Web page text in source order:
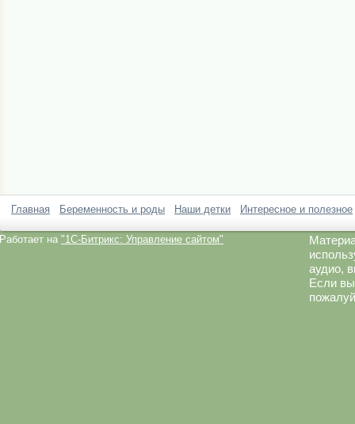
Главная Беременность и роды Наши детки Интересное и полезное
Работает на "1C-Битрикс: Управление сайтом"
аудио,
Если вы